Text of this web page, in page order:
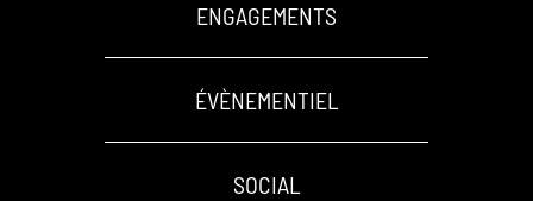
ENGAGEMENTS
ÉVÈNEMENTIEL
SOCIAL